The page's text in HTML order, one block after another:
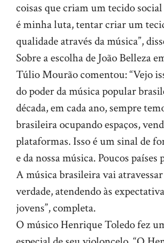
coisas que criam um tecido social
é minha luta, tentar criar um
qualidade através da música”,
Sobre a escolha de João Belleza
Túlio Mourão comentou: “Vejo
do poder da música popular
década, em cada ano, sempre
brasileira ocupando espaços,
plataformas. Isso é um sinal de
e da nossa música. Poucos
A música brasileira vai
verdade, atendendo às
jovens”, completa.
O músico Henrique Toledo fez